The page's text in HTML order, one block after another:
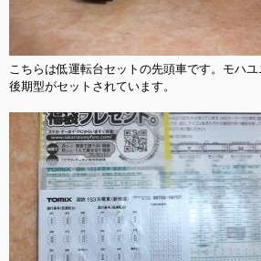
こちらは低運転台セットの先頭車です。モハ
後期型がセットされています。